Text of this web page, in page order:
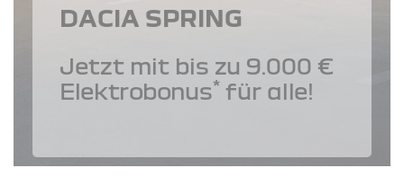
DACIA SPRING
Jetzt mit bis zu 9.000 €
Elektrobonus*für alle!